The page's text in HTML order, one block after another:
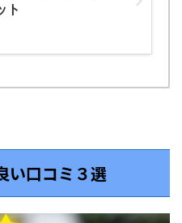
ト
い口コミ３選